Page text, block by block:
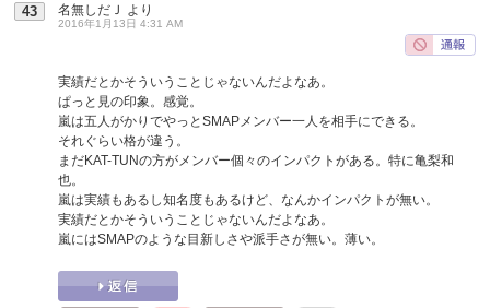
43 名無しだＪ より
2016年1月13日 4:31 AM
実績だとかそういうことじゃないんだよなあ。
ぱっと見の印象。感覚。
嵐は五人がかりでやっとSMAPメンバー一人を相手にできる。
それぐらい格が違う。
まだKAT-TUNの方がメンバー個々のインパクトがある。特に亀梨和
也。
嵐は実績もあるし知名度もあるけど、なんかインパクトが無い。
実績だとかそういうことじゃないんだよなあ。
嵐にはSMAPのような目新しさや派手さが無い。薄い。